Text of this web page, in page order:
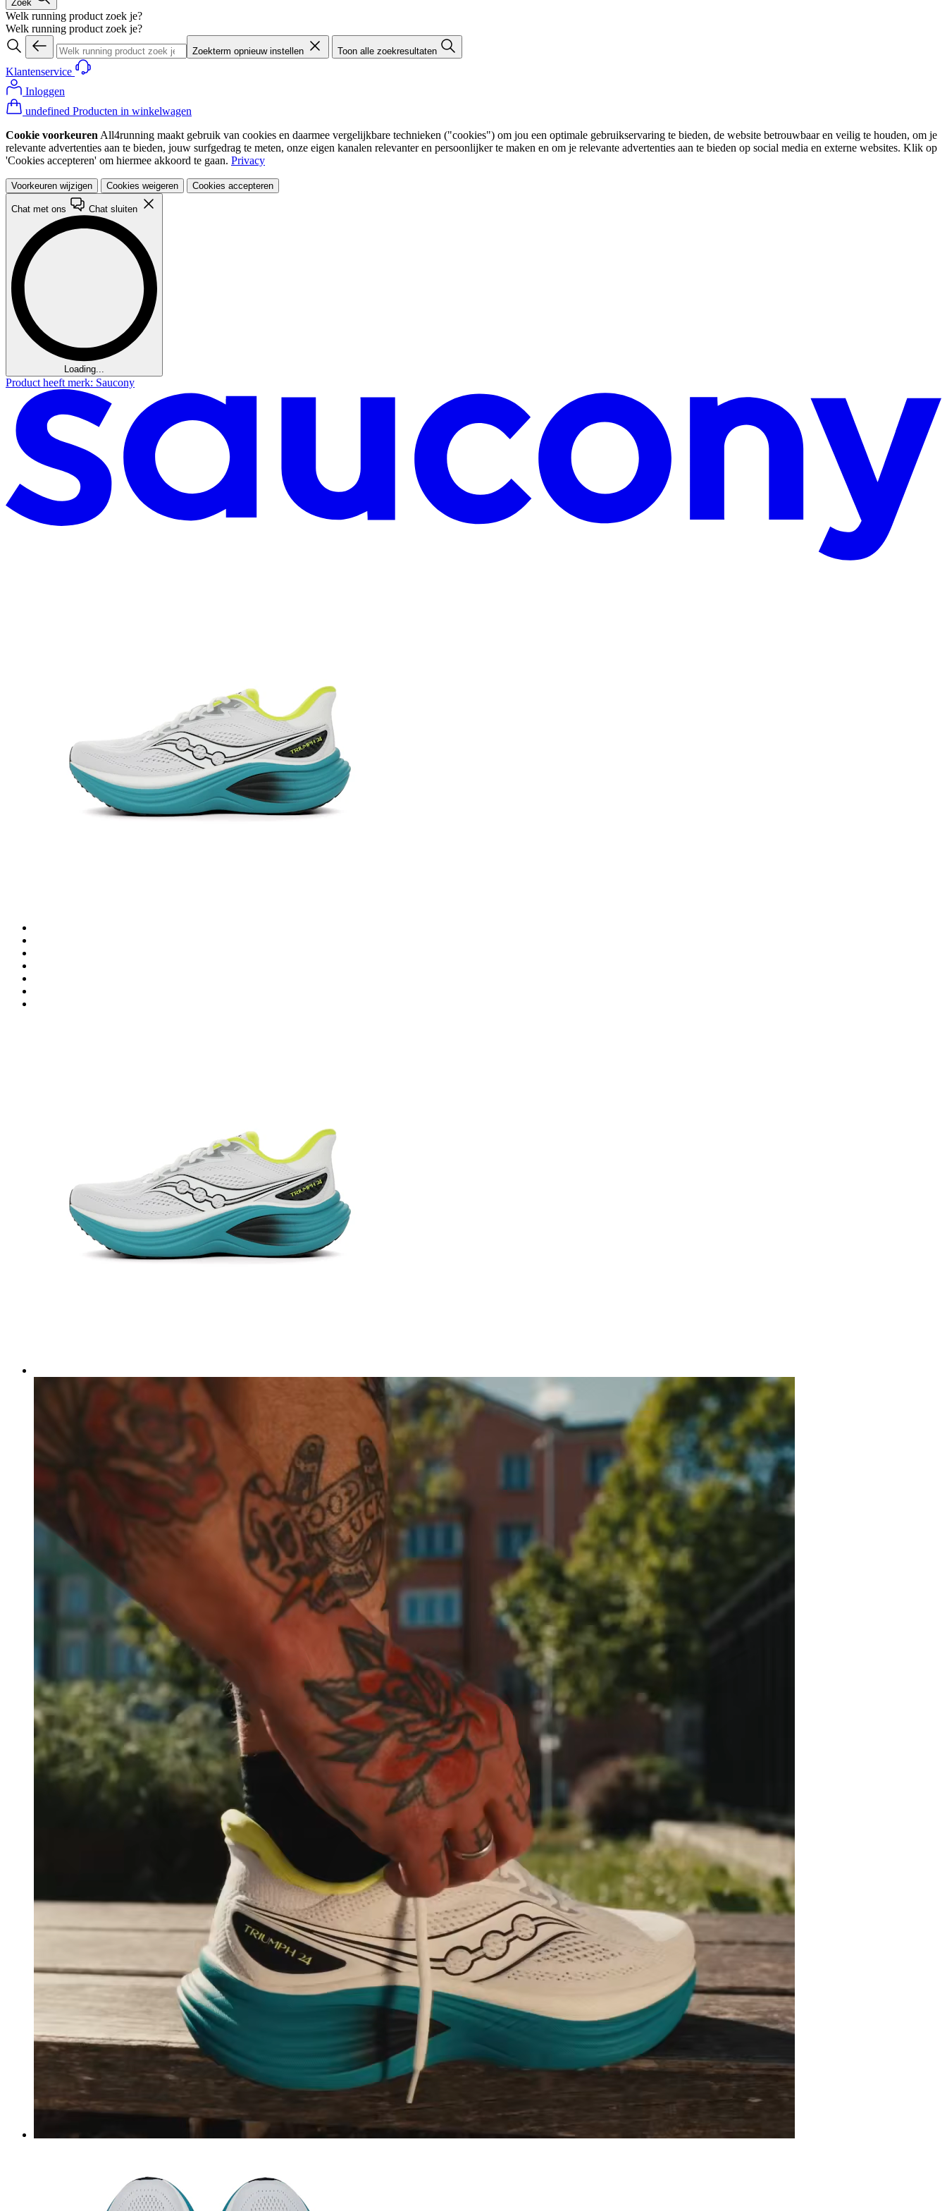
Zoek
Welk running product zoek je?
Welk running product zoek je?
Zoekterm opnieuw instellen Toon alle zoekresultaten
Klantenservice
Inloggen
undefined Producten in winkelwagen
Cookie voorkeuren All4running maakt gebruik van cookies en daarmee vergelijkbare technieken ("cookies") om jou een optimale gebruikservaring te bieden, de website betrouwbaar en veilig te houden, om je
relevante advertenties aan te bieden, jouw surfgedrag te meten, onze eigen kanalen relevanter en persoonlijker te maken en om je relevante advertenties aan te bieden op social media en externe websites. Klik op
'Cookies accepteren' om hiermee akkoord te gaan. Privacy
Voorkeuren wijzigen Cookies weigeren Cookies accepteren
Chat met ons Chat sluiten
Loading...
Product heeft merk: Saucony